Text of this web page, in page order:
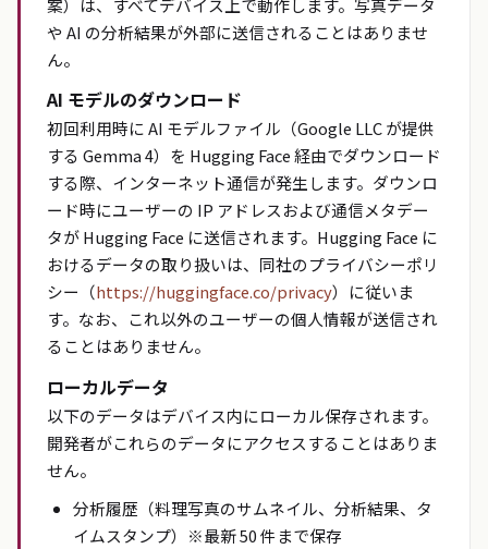
案）は、すべてデバイス上で動作します。写真データ
や AI の分析結果が外部に送信されることはありませ
ん。
AI モデルのダウンロード
初回利用時に AI モデルファイル（Google LLC が提供
する Gemma 4）を Hugging Face 経由でダウンロード
する際、インターネット通信が発生します。ダウンロ
ード時にユーザーの IP アドレスおよび通信メタデー
タが Hugging Face に送信されます。Hugging Face に
おけるデータの取り扱いは、同社のプライバシーポリ
シー（https://huggingface.co/privacy）に従いま
す。なお、これ以外のユーザーの個人情報が送信され
ることはありません。
ローカルデータ
以下のデータはデバイス内にローカル保存されます。
開発者がこれらのデータにアクセスすることはありま
せん。
分析履歴（料理写真のサムネイル、分析結果、タ
イムスタンプ）※最新 50 件まで保存